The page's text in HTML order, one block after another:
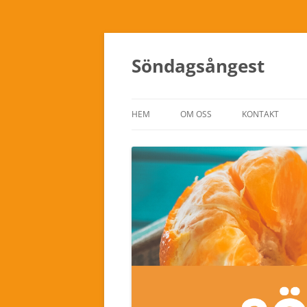
Söndagsångest
HEM OM OSS KONTAKT